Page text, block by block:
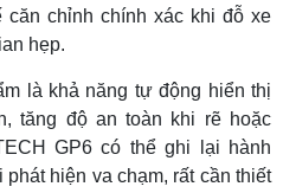
căn chỉnh chính xác khi đỗ xe
hẹp.
là khả năng tự động hiển thị
tăng độ an toàn khi rẽ hoặc
GP6 có thể ghi lại hành
hiện va chạm, rất cần thiết